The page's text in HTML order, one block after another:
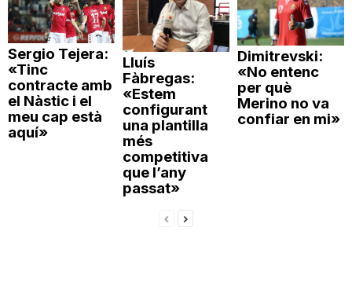
Sergio Tejera:
«Tinc
contracte amb
el Nàstic i el
meu cap està
aquí»
Lluís
Fàbregas:
«Estem
configurant
una plantilla
més
competitiva
que l’any
passat»
Dimitrevski:
«No entenc
per què
Merino no va
confiar en mi»